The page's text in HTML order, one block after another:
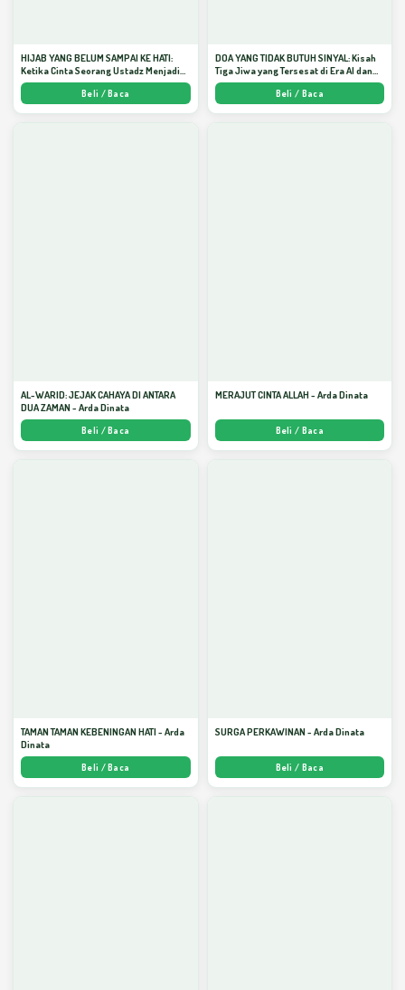
HIJAB YANG BELUM SAMPAI KE HATI:
Ketika Cinta Seorang Ustadz Menjadi
Cermin yang Paling Kejam - Arda
Beli / Baca
DOA YANG TIDAK BUTUH SINYAL: Kisah
Tiga Jiwa yang Tersesat di Era AI dan
Menemukan Jalan Pulang di Bulan
Ramadhan" - Arda Dinata
Beli / Baca
AL-WARID: JEJAK CAHAYA DI ANTARA
DUA ZAMAN - Arda Dinata
Beli / Baca
MERAJUT CINTA ALLAH - Arda Dinata
Beli / Baca
TAMAN TAMAN KEBENINGAN HATI - Arda
Dinata
Beli / Baca
SURGA PERKAWINAN - Arda Dinata
Beli / Baca